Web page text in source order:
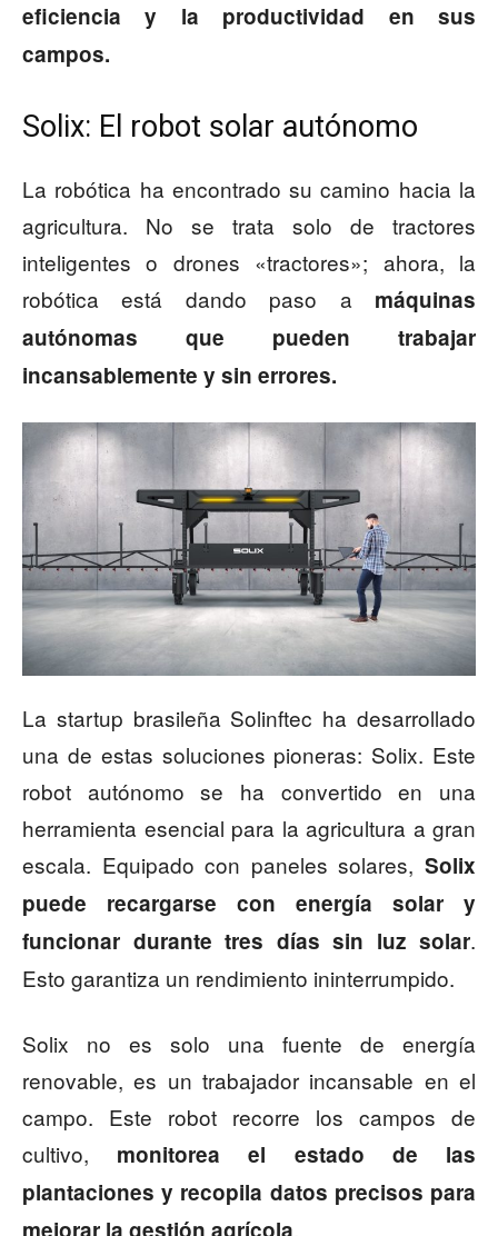
eficiencia y la productividad en sus
campos.
Solix: El robot solar autónomo
La robótica ha encontrado su camino hacia la
agricultura. No se trata solo de tractores
inteligentes o drones «tractores»; ahora, la
robótica está dando paso a máquinas
autónomas que pueden trabajar
incansablemente y sin errores.
La startup brasileña Solinftec ha desarrollado
una de estas soluciones pioneras: Solix. Este
robot autónomo se ha convertido en una
herramienta esencial para la agricultura a gran
escala. Equipado con paneles solares, Solix
puede recargarse con energía solar y
funcionar durante tres días sin luz solar.
Esto garantiza un rendimiento ininterrumpido.
Solix no es solo una fuente de energía
renovable, es un trabajador incansable en el
campo. Este robot recorre los campos de
cultivo, monitorea el estado de las
plantaciones y recopila datos precisos para
mejorar la gestión agrícola.